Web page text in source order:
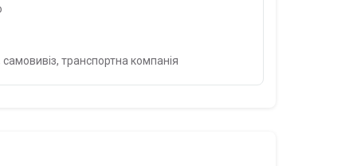
транспортна компанія